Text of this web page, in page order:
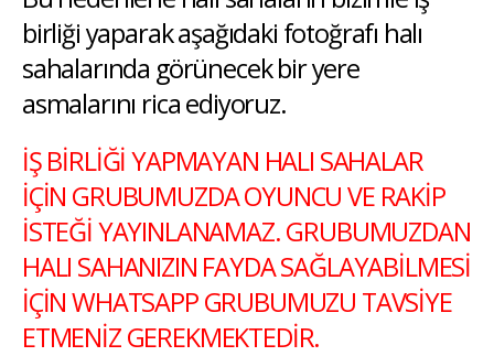
birliği yaparak aşağıdaki fotoğrafı halı
sahalarında görünecek bir yere
asmalarını rica ediyoruz.
İŞ BİRLİĞİ YAPMAYAN HALI SAHALAR
İÇİN GRUBUMUZDA OYUNCU VE RAKİP
İSTEĞİ YAYINLANAMAZ. GRUBUMUZDAN
HALI SAHANIZIN FAYDA SAĞLAYABİLMESİ
İÇİN WHATSAPP GRUBUMUZU TAVSİYE
ETMENİZ GEREKMEKTEDİR.